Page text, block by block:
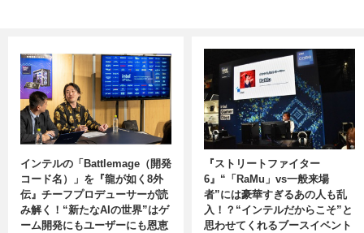
インテルの「Battlemage（開発
コード名）」を『龍が如く8外
伝』チーフプロデューサーが読
み解く！“新たなAIの世界”はゲ
ーム開発にもユーザーにも恩恵
『ストリートファイター
6』“「RaMu」vs一般来場
者”には豪華すぎるあの人も乱
入！？“インテルだからこそ”と
思わせてくれるブースイベント